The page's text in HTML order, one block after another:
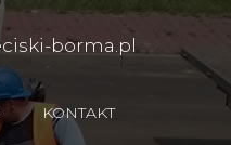
borma.pl
KONTAKT